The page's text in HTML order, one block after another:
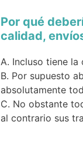
Por qué
calidad,
Incluso tiene
Por supuesto
absolutamente
No obstante
al contrario sus